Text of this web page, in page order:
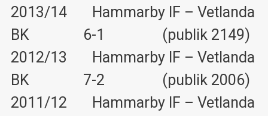
2013/14 Hammarby IF – Vetlanda
BK 6-1 (publik 2149)
2012/13 Hammarby IF – Vetlanda
BK 7-2 (publik 2006)
2011/12 Hammarby IF – Vetlanda